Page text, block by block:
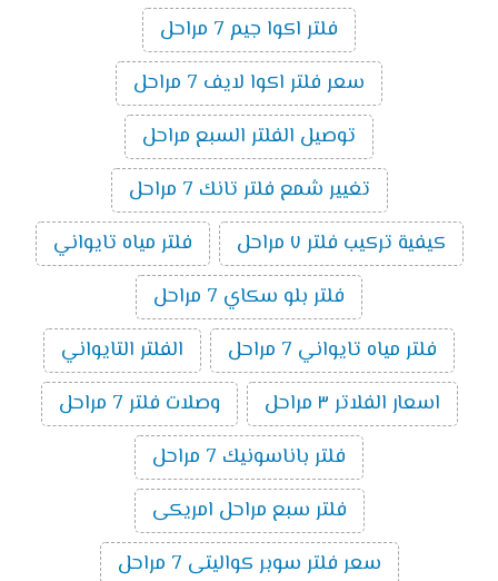
فلتر اكوا جيم 7 مراحل
سعر فلتر اكوا لايف 7 مراحل
توصيل الفلتر السبع مراحل
تغيير شمع فلتر تانك 7 مراحل
كيفية تركيب فلتر ٧ مراحل
فلتر مياه تايواني
فلتر بلو سكاي 7 مراحل
فلتر مياه تايواني 7 مراحل
الفلتر التايواني
اسعار الفلاتر ٣ مراحل
وصلات فلتر 7 مراحل
فلتر باناسونيك 7 مراحل
فلتر سبع مراحل امريكى
سعر فلتر سوبر كواليتى 7 مراحل